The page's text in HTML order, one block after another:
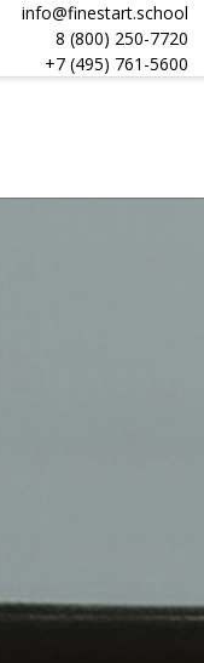
info@finestart.school
8 (800) 250-7720
+7 (495) 761-5600